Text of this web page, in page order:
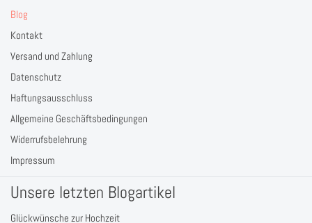
Blog
Kontakt
Versand und Zahlung
Datenschutz
Haftungsausschluss
Allgemeine Geschäftsbedingungen
Widerrufsbelehrung
Impressum
Unsere letzten Blogartikel
Glückwünsche zur Hochzeit